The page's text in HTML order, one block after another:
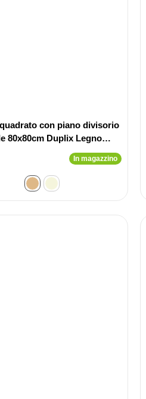
con piano divisorio
80x80cm Duplix Legno
In magazzino